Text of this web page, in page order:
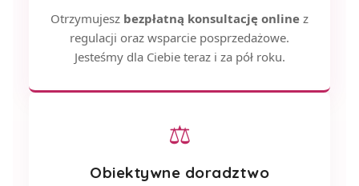
Otrzymujesz bezpłatną konsultację online z
regulacji oraz wsparcie posprzedażowe.
Jesteśmy dla Ciebie teraz i za pół roku.
⚖
Obiektywne doradztwo